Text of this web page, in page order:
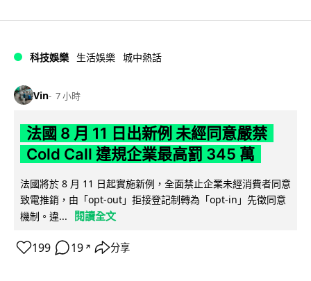
科技娛樂 生活娛樂 城中熱話
Vin 7 小時
法國 8 月 11 日出新例 未經同意嚴禁
Cold Call 違規企業最高罰 345 萬
法國將於 8 月 11 日起實施新例，全面禁止企業未經消費者同意
致電推銷，由「opt-out」拒接登記制轉為「opt-in」先徵同意
機制。違...
閱讀全文
199 19 ↗ 分享